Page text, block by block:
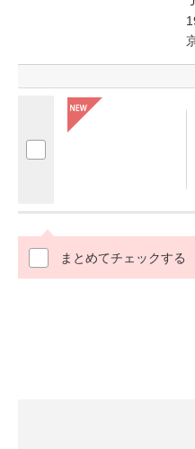
まとめてチェックする